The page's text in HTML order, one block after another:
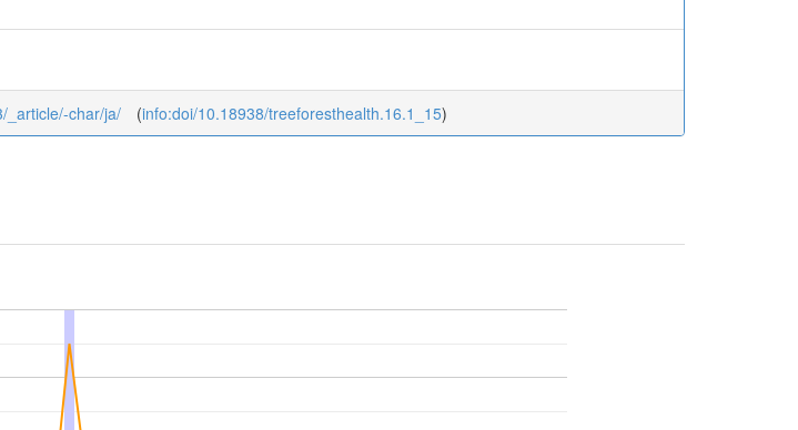
_article/-char/ja/ (info:doi/10.18938/treeforesthealth.16.1_15)